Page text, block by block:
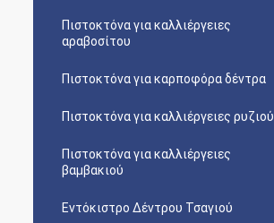
Πιστοκτόνα για καλλιέργειες
αραβοσίτου
Πιστοκτόνα για καρποφόρα δέντρα
Πιστοκτόνα για καλλιέργειες ρυζιού
Πιστοκτόνα για καλλιέργειες
βαμβακιού
Εντόκιστρο Δέντρου Τσαγιού